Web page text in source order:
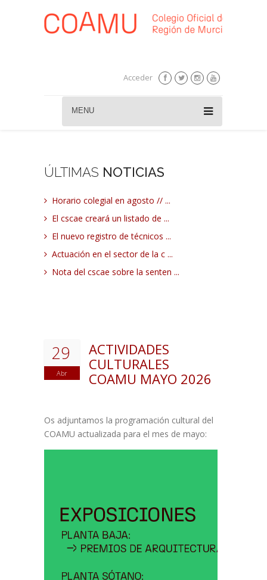
Acceder
MENU
ÚLTIMAS NOTICIAS
Horario colegial en agosto // ...
El cscae creará un listado de ...
El nuevo registro de técnicos ...
Actuación en el sector de la c ...
Nota del cscae sobre la senten ...
29
Abr
ACTIVIDADES
CULTURALES
COAMU MAYO 2026
Os adjuntamos la programación cultural del
COAMU actualizada para el mes de mayo: